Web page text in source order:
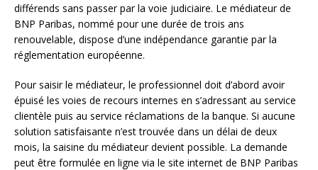
différends sans passer par la voie judiciaire. Le médiateur de
BNP Paribas, nommé pour une durée de trois ans
renouvelable, dispose d’une indépendance garantie par la
réglementation européenne.
Pour saisir le médiateur, le professionnel doit d’abord avoir
épuisé les voies de recours internes en s’adressant au service
clientèle puis au service réclamations de la banque. Si aucune
solution satisfaisante n’est trouvée dans un délai de deux
mois, la saisine du médiateur devient possible. La demande
peut être formulée en ligne via le site internet de BNP Paribas